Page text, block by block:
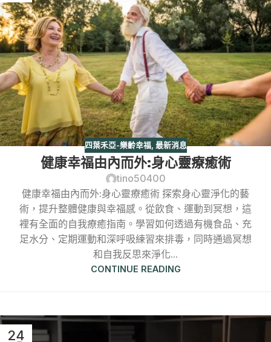
四葉禾亞-樂齡幸福, 最新消息
健康幸福由內而外:身心靈療癒術
tino50400
健康幸福由內而外:身心靈療癒術 探索身心靈淨化的藝
術，提升整體健康與幸福感。從飲食、運動到冥想，這
裡有全面的自我療癒指南。學習如何透過有機食品、充
足水分、定期運動和深呼吸練習來排毒，同時通過冥想
和自我反思來淨化...
CONTINUE READING
24